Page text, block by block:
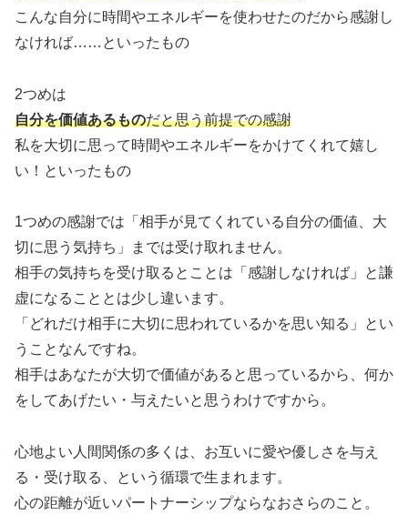
こんな自分に時間やエネルギーを使わせたのだから感謝し
なければ……といったもの
2つめは
自分を価値あるものだと思う前提での感謝
私を大切に思って時間やエネルギーをかけてくれて嬉し
い！といったもの
1つめの感謝では「相手が見てくれている自分の価値、大
切に思う気持ち」までは受け取れません。
相手の気持ちを受け取るとことは「感謝しなければ」と謙
虚になることとは少し違います。
「どれだけ相手に大切に思われているかを思い知る」とい
うことなんですね。
相手はあなたが大切で価値があると思っているから、何か
をしてあげたい・与えたいと思うわけですから。
心地よい人間関係の多くは、お互いに愛や優しさを与え
る・受け取る、という循環で生まれます。
心の距離が近いパートナーシップならなおさらのこと。